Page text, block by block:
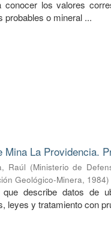
conocer los valores
probables o mineral ...
Mina La Providencia.
Raúl (Ministerio de
Geológico-Minera, 1984)
que describe datos de
leyes y tratamiento con